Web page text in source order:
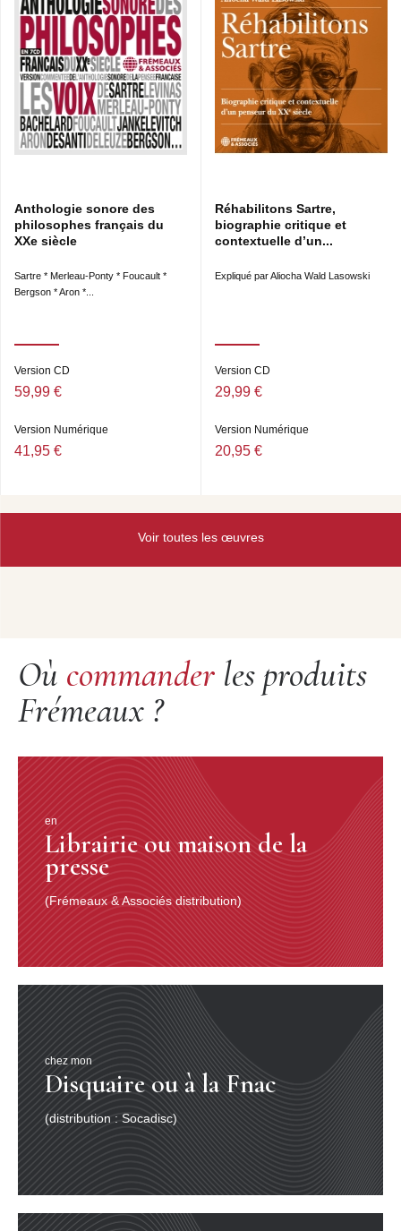
Anthologie sonore des
philosophes français du
XXe siècle
Sartre * Merleau-Ponty * Foucault *
Bergson * Aron *...
Version CD
59,99 €
Version Numérique
41,95 €
Réhabilitons Sartre,
biographie critique et
contextuelle d’un...
Expliqué par Aliocha Wald Lasowski
Version CD
29,99 €
Version Numérique
20,95 €
Voir toutes les œuvres
Où commander les produits
Frémeaux ?
en
Librairie ou maison de la
presse
(Frémeaux & Associés distribution)
chez mon
Disquaire ou à la Fnac
(distribution : Socadisc)